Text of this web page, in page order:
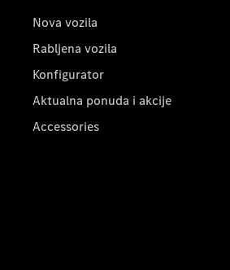
Nova vozila
Rabljena vozila
Konfigurator
Aktualna ponuda i akcije
Accessories